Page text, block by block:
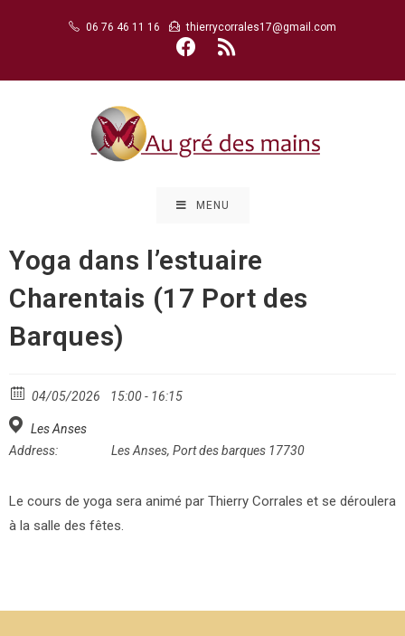
06 76 46 11 16 thierrycorrales17@gmail.com
MENU
Yoga dans l’estuaire
Charentais (17 Port des
Barques)
04/05/2026 15:00 - 16:15
Les Anses
Address:
Les Anses, Port des barques 17730
Le cours de yoga sera animé par Thierry Corrales et se déroulera
à la salle des fêtes.